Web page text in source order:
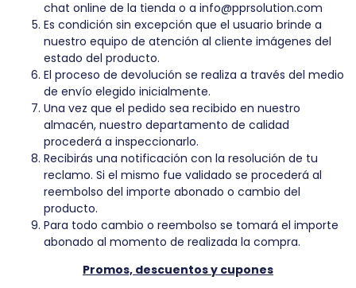
chat online de la tienda o a info@pprsolution.com
Es condición sin excepción que el usuario brinde a
nuestro equipo de atención al cliente imágenes del
estado del producto.
El proceso de devolución se realiza a través del medio
de envío elegido inicialmente.
Una vez que el pedido sea recibido en nuestro
almacén, nuestro departamento de calidad
procederá a inspeccionarlo.
Recibirás una notificación con la resolución de tu
reclamo. Si el mismo fue validado se procederá al
reembolso del importe abonado o cambio del
producto.
Para todo cambio o reembolso se tomará el importe
abonado al momento de realizada la compra.
Promos, descuentos y cupones